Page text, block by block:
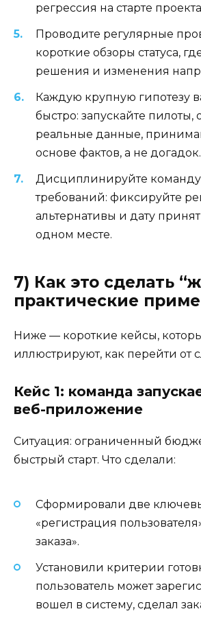
регрессия на старте
Проводите регулярные
короткие обзоры статуса,
решения и изменения
Каждую крупную гипотезу
быстро: запускайте пилоты,
реальные данные,
основе фактов, а не догадок.
Дисциплинируйте
требований: фиксируйте
альтернативы и дату
одном месте.
7) Как это сделать
практические
Ниже — короткие кейсы,
иллюстрируют, как перейти от
Кейс 1: команда
веб-приложение
Ситуация: ограниченный
быстрый старт. Что сделали:
Сформировали две
«регистрация
заказа».
Установили критерии
пользователь может
вошел в систему, сделал